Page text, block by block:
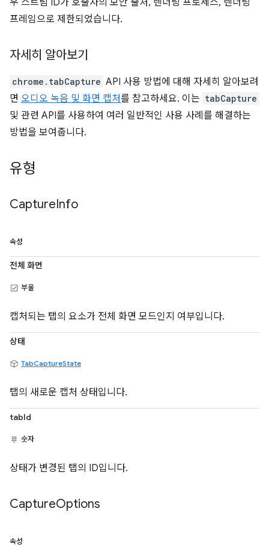
우 스트림 ID가 호출자의 보안 출처, 렌더링 프로세스, 렌더링
프레임으로 제한되었습니다.
자세히 알아보기
chrome.tabCapture API 사용 방법에 대해 자세히 알아보려
면 오디오 녹음 및 화면 캡처를 참고하세요. 이는 tabCapture
및 관련 API를 사용하여 여러 일반적인 사용 사례를 해결하는
방법을 보여줍니다.
유형
CaptureInfo
속성
전체 화면
부울
캡처되는 탭의 요소가 전체 화면 모드인지 여부입니다.
상태
TabCaptureState
탭의 새로운 캡처 상태입니다.
tabId
숫자
상태가 변경된 탭의 ID입니다.
CaptureOptions
속성